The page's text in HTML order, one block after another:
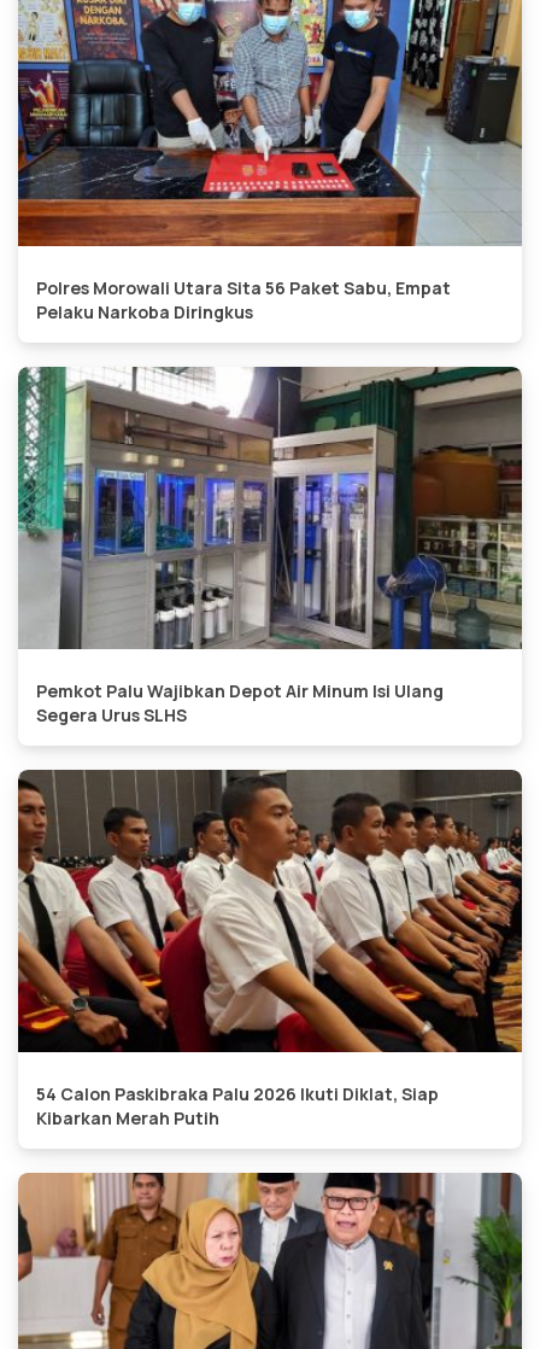
Polres Morowali Utara Sita 56 Paket Sabu, Empat
Pelaku Narkoba Diringkus
Pemkot Palu Wajibkan Depot Air Minum Isi Ulang
Segera Urus SLHS
54 Calon Paskibraka Palu 2026 Ikuti Diklat, Siap
Kibarkan Merah Putih